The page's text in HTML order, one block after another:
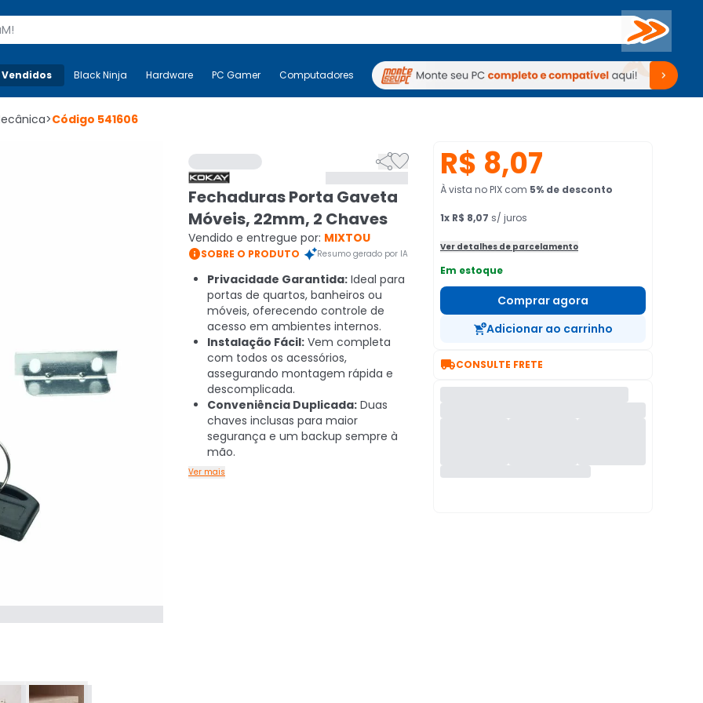
Buscar
Mais-v- Black Ninja Hardware PC Gamer Computadores Periféricos TV Venda no KaBuM!
Black Ninja Hardware PC Gamer Computadores Periféricos TV Venda no KaBuM!
>Código 541606

Fechaduras Porta Gaveta
Móveis, 22mm, 2 Chaves
Vendido e entregue por: MIXTOU
SOBRE O PRODUTO Resumo gerado por IA
Privacidade Garantida: Ideal para
portas de quartos, banheiros ou
móveis, oferecendo controle de
acesso em ambientes internos.
Instalação Fácil: Vem completa
com todos os acessórios,
assegurando montagem rápida e
descomplicada.
Conveniência Duplicada: Duas
chaves inclusas para maior
segurança e um backup sempre à
mão.
Ver mais
R$ 8,07
À vista no PIX com 5% de desconto
1x R$ 8,07 s/ juros
Ver detalhes de parcelamento
Em estoque
Comprar agora
Adicionar ao carrinho
CONSULTE FRETE